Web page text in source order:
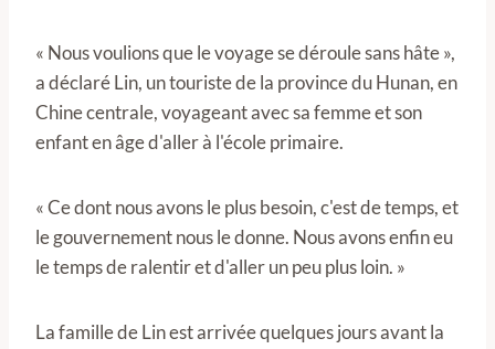
« Nous voulions que le voyage se déroule sans hâte »,
a déclaré Lin, un touriste de la province du Hunan, en
Chine centrale, voyageant avec sa femme et son
enfant en âge d'aller à l'école primaire.
« Ce dont nous avons le plus besoin, c'est de temps, et
le gouvernement nous le donne. Nous avons enfin eu
le temps de ralentir et d'aller un peu plus loin. »
La famille de Lin est arrivée quelques jours avant la